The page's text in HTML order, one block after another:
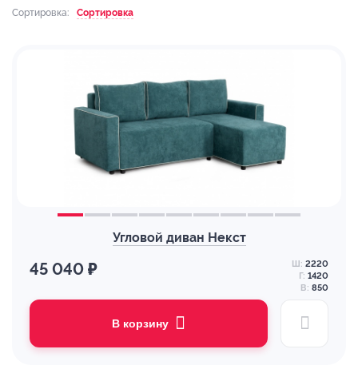
Сортировка: Сортировка
Угловой диван Некст
45 040 ₽ Ш: 2220
Г: 1420
В: 850
В корзину